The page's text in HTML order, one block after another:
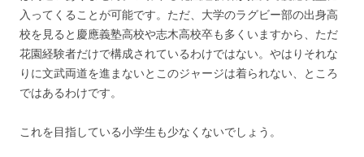
入ってくることが可能です。ただ、大学のラグビー部の出身高
校を見ると慶應義塾高校や志木高校卒も多くいますから、ただ
花園経験者だけで構成されているわけではない。やはりそれな
りに文武両道を進まないとこのジャージは着られない、ところ
ではあるわけです。
これを目指している小学生も少なくないでしょう。